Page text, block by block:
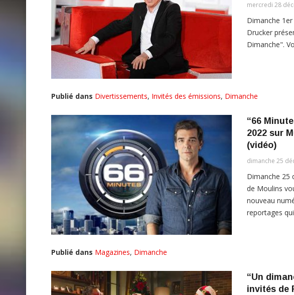
mercredi 28
Dimanche
Drucker
Dimanche".
Publié dans Divertissements, Invités des émissions, Dimanche
“66
2022 sur
(vidéo)
dimanche 25
Dimanche 25
de Moulins
nouveau
reportages
Publié dans Magazines, Dimanche
“Un
invités de